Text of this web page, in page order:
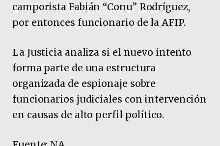
camporista Fabián “Conu” Rodríguez,
por entonces funcionario de la AFIP.
La Justicia analiza si el nuevo intento
forma parte de una estructura
organizada de espionaje sobre
funcionarios judiciales con intervención
en causas de alto perfil político.